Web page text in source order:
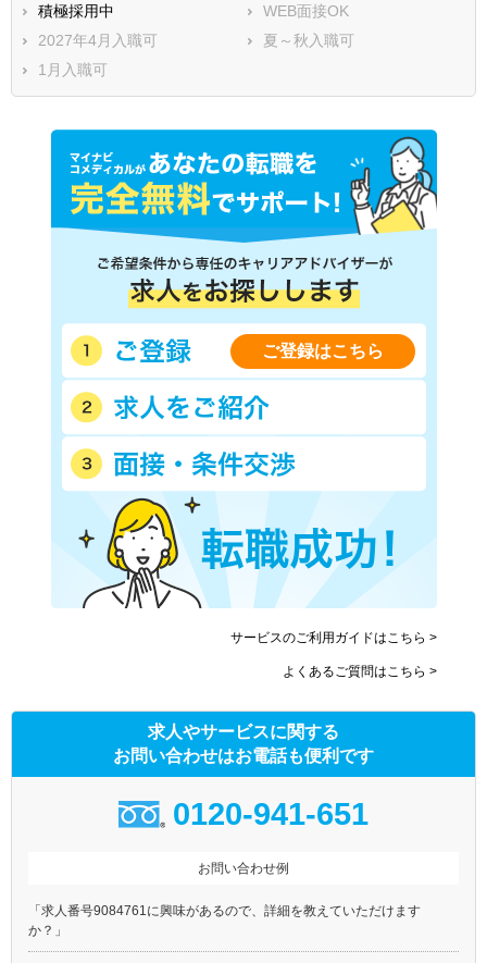
積極採用中
WEB面接OK
2027年4月入職可
夏～秋入職可
1月入職可
ご登録はこちら
サービスのご利用ガイドはこちら >
よくあるご質問はこちら >
求人やサービスに関する
お問い合わせはお電話も便利です
0120-941-651
お問い合わせ例
「求人番号9084761に興味があるので、詳細を教えていただけます
か？」